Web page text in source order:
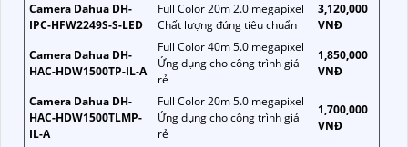
Camera Dahua DH-
IPC-HFW2249S-S-LED
Full Color 20m 2.0 megapixel
Chất lượng đúng tiêu chuẩn
3,120,000
VNĐ
Camera Dahua DH-
HAC-HDW1500TP-IL-A
Full Color 40m 5.0 megapixel
Ứng dụng cho công trình giá
rẻ
1,850,000
VNĐ
Camera Dahua DH-
HAC-HDW1500TLMP-
IL-A
Full Color 20m 5.0 megapixel
Ứng dụng cho công trình giá
rẻ
1,700,000
VNĐ